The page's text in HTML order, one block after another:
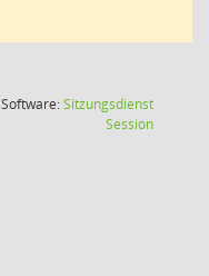
Software:Sitzungsdienst
Session(Wird in